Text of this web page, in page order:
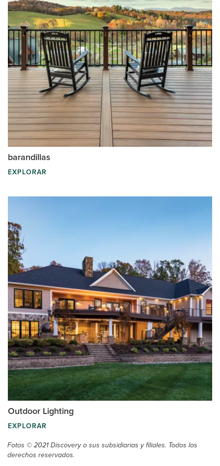
barandillas
EXPLORAR
Outdoor Lighting
EXPLORAR
Fotos © 2021 Discovery o sus subsidiarias y filiales. Todos los
derechos reservados.